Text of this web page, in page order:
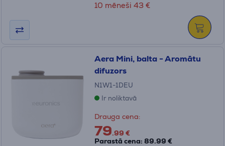
10 mēneši 43 €
Aera Mini, balta - Aromātu
difuzors
N1W1-1DEU
Ir noliktavā
Drauga cena:
79.99 €
Parastā cena: 89.99 €